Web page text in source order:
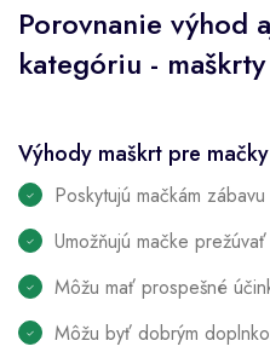
Porovnanie výhod
kategóriu -
Výhody maškrt pre mačky
Poskytujú mačkám zábavu
Umožňujú mačke prežúvať
Môžu mať prospešné
Môžu byť dobrým